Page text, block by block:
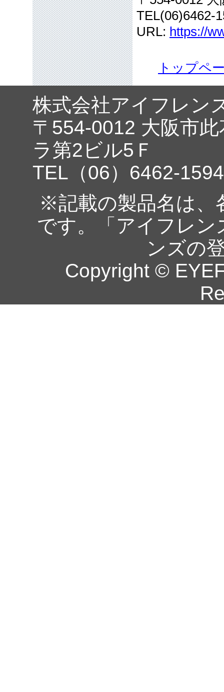
TEL(06)6462-
URL: https://
トップペ
株式会社アイフレン
〒554-0012 大阪市
ラ第2ビル5Ｆ
TEL（06）6462-
※記載の製品名は、
です。「アイフレ
ンズの
Copyright ©